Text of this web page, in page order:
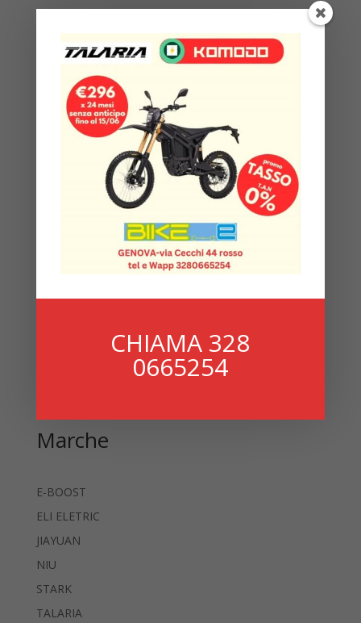
Scooter disponibile in 3 diverse colorazioni adatto alla
città, infatti può arrivare fino a 80 km/h in modalità
Grazie al motore V su misura, gli scooter NIU hanno
una potenza di uscita continua fino a 4600W,
ottenendo così un’accelerazione istantanea da fermo.
Il cruscotto TFT smart mostra tutto ciò che devi
sapere a colpo d’occhio: stato della batteria, modalità
di guida, velocità di connessione e tanto altro ancora.
Cerca
Marche
E-BOOST
ELI ELETRIC
JIAYUAN
NIU
STARK
TALARIA
CHIAMA 328
0665254